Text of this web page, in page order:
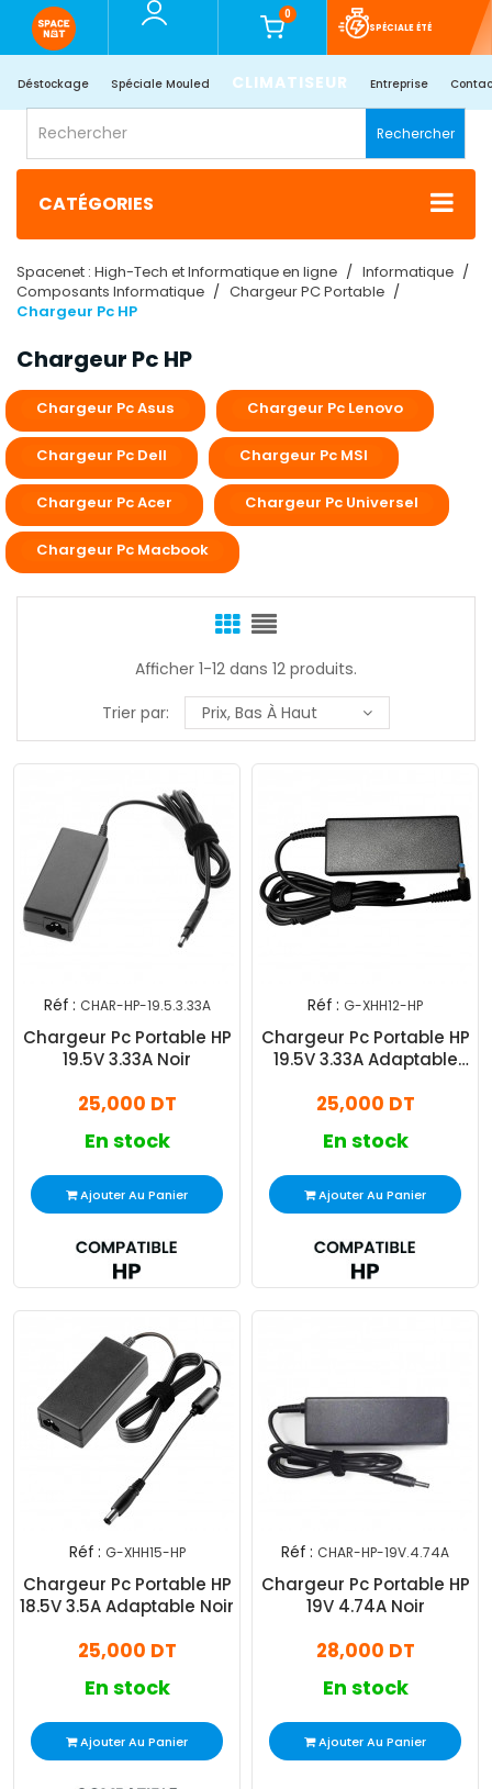
0
SPÉCIALE ÉTÉ
Déstockage Spéciale Mouled CLIMATISEUR Entreprise
Rechercher
CATÉGORIES
Spacenet : High-Tech et Informatique en ligne
Informatique
Composants Informatique
Chargeur PC Portable
Chargeur Pc HP
Chargeur Pc HP
Chargeur Pc Asus Chargeur Pc Lenovo
Chargeur Pc Dell Chargeur Pc MSI
Chargeur Pc Acer Chargeur Pc Universel
Chargeur Pc Macbook
Afficher 1-12 dans 12 produits.
Trier par:
Prix, Bas À Haut
Réf : CHAR-HP-19.5.3.33A
Chargeur Pc Portable HP
19.5V 3.33A Noir
25,000 DT
En stock
Ajouter Au Panier
Réf : G-XHH12-HP
Chargeur Pc Portable HP
19.5V 3.33A Adaptable
25,000 DT
En stock
Ajouter Au Panier
Réf : G-XHH15-HP
Chargeur Pc Portable HP
18.5V 3.5A Adaptable Noir
25,000 DT
En stock
Ajouter Au Panier
Réf : CHAR-HP-19V.4.74A
Chargeur Pc Portable HP
19V 4.74A Noir
28,000 DT
En stock
Ajouter Au Panier